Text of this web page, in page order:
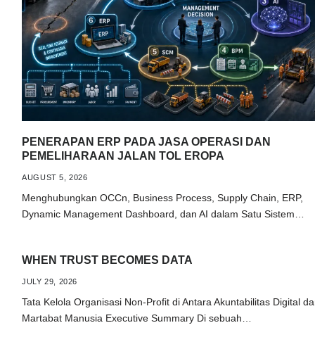
PENERAPAN ERP PADA JASA OPERASI DAN
PEMELIHARAAN JALAN TOL EROPA
AUGUST 5, 2026
Menghubungkan OCCn, Business Process, Supply Chain, ERP,
Dynamic Management Dashboard, dan AI dalam Satu Sistem…
WHEN TRUST BECOMES DATA
JULY 29, 2026
Tata Kelola Organisasi Non-Profit di Antara Akuntabilitas Digital
Martabat Manusia Executive Summary Di sebuah…